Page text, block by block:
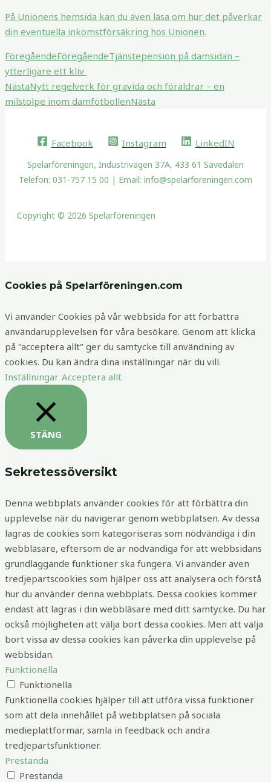
På Unionens hemsida kan du även läsa om hur det påverkar
din eventuella inkomstförsäkring hos Unionen.
FöregåendeFöregåendeTjänstepension på damsidan –
ytterligare ett kliv
NästaNytt regelverk för gravida och föräldrar – en
milstolpe inom damfotbollenNästa
Facebook Instagram LinkedIN
Spelarföreningen, Industrivägen 37A, 433 61 Sävedalen
Telefon: 031-757 15 00 | Email: info@spelarforeningen.com
Copyright © 2026 Spelarföreningen
Cookies på Spelarföreningen.com
Vi använder Cookies på vår webbsida för att förbättra
användarupplevelsen för våra besökare. Genom att klicka
på "acceptera allt" ger du samtycke till användning av
cookies. Du kan ändra dina inställningar när du vill.
Inställningar Acceptera allt
STÄNG
Sekretessöversikt
Denna webbplats använder cookies för att förbättra din
upplevelse när du navigerar genom webbplatsen. Av dessa
lagras de cookies som kategoriseras som nödvändiga i din
webbläsare, eftersom de är nödvändiga för att webbsidans
grundläggande funktioner ska fungera. Vi använder även
tredjepartscookies som hjälper oss att analysera och förstå
hur du använder denna webbplats. Dessa cookies kommer
endast att lagras i din webbläsare med ditt samtycke. Du har
också möjligheten att välja bort dessa cookies. Men att välja
bort vissa av dessa cookies kan påverka din upplevelse på
webbsidan.
Funktionella
Funktionella
Funktionella cookies hjälper till att utföra vissa funktioner
som att dela innehållet på webbplatsen på sociala
medieplattformar, samla in feedback och andra
tredjepartsfunktioner.
Prestanda
Prestanda